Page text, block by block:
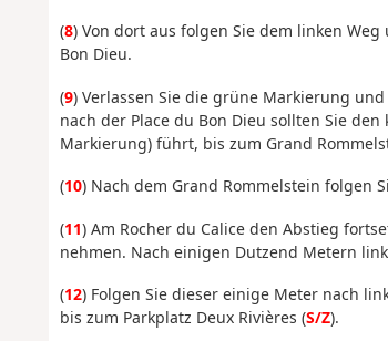
(8) Von dort aus folgen Sie dem linken
Bon Dieu.
(9) Verlassen Sie die grüne Markierung
nach der Place du Bon Dieu sollten Sie
Markierung) führt, bis zum Grand
(10) Nach dem Grand Rommelstein folgen
(11) Am Rocher du Calice den Abstieg
nehmen. Nach einigen Dutzend Metern
(12) Folgen Sie dieser einige Meter nach
bis zum Parkplatz Deux Rivières (S/Z).